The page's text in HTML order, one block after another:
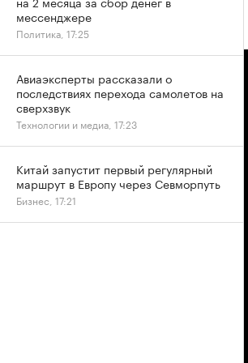
мессенджере
Политика, 17:25
Авиаэксперты рассказали о
последствиях перехода самолетов на
сверхзвук
Технологии и медиа, 17:23
Китай запустит первый регулярный
маршрут в Европу через Севморпуть
Бизнес, 17:21